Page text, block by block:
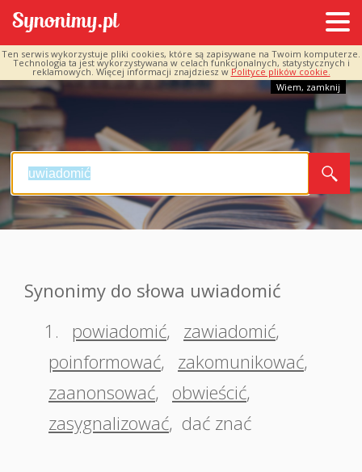
Ten serwis wykorzystuje pliki cookies, które są zapisywane na Twoim komputerze.
Technologia ta jest wykorzystywana w celach funkcjonalnych, statystycznych i
reklamowych. Więcej informacji znajdziesz w Polityce plików cookie.
Wiem, zamknij
Synonimy do słowa uwiadomić
1.
powiadomić, zawiadomić,
poinformować, zakomunikować,
zaanonsować, obwieścić,
zasygnalizować, dać znać